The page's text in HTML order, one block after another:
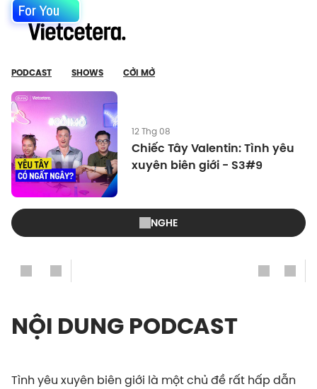
For You
PODCAST SHOWS CỞI MỞ
12 Thg 08
Chiếc Tây Valentin: Tình yêu
xuyên biên giới - S3#9
NGHE
NỘI DUNG PODCAST
Tình yêu xuyên biên giới là một chủ đề rất hấp dẫn